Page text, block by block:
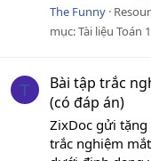
The Funny
mục:Tài liệu Toán
T
Bài tập trắc
(có đáp án)
ZixDoc gửi tặng
trắc nghiệm